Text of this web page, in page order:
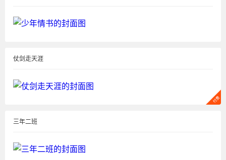
仗剑走天涯
三年二班